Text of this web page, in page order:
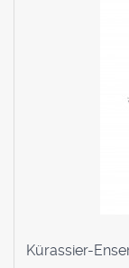
Kürassier-